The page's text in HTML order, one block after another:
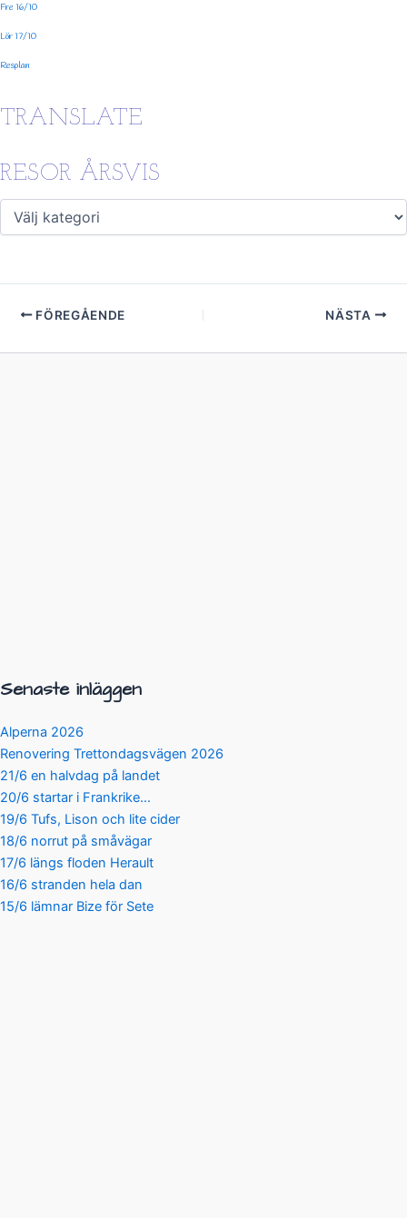
Fre 16/10
Lör 17/10
Resplan
TRANSLATE
RESOR ÅRSVIS
FÖREGÅENDE NÄSTA
Senaste inläggen
Alperna 2026
Renovering Trettondagsvägen 2026
21/6 en halvdag på landet
20/6 startar i Frankrike…
19/6 Tufs, Lison och lite cider
18/6 norrut på småvägar
17/6 längs floden Herault
16/6 stranden hela dan
15/6 lämnar Bize för Sete